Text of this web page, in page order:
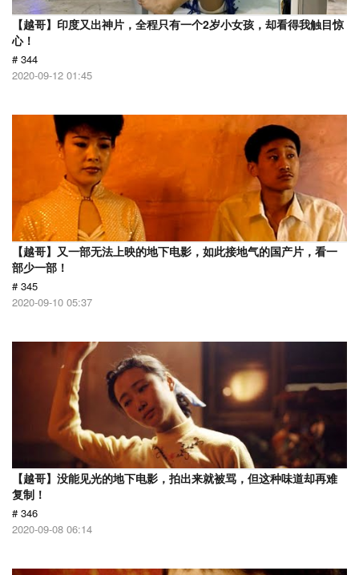
【越哥】印度又出神片，全程只有一个2岁小女孩，却看得我触目惊
心！
# 344
2020-09-12 01:45
【越哥】又一部无法上映的地下电影，如此接地气的国产片，看一
部少一部！
# 345
2020-09-10 05:37
【越哥】没能见光的地下电影，拍出来就被骂，但这种味道却再难
复制！
# 346
2020-09-08 06:14